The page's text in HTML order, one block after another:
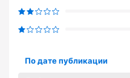
По дате публикации